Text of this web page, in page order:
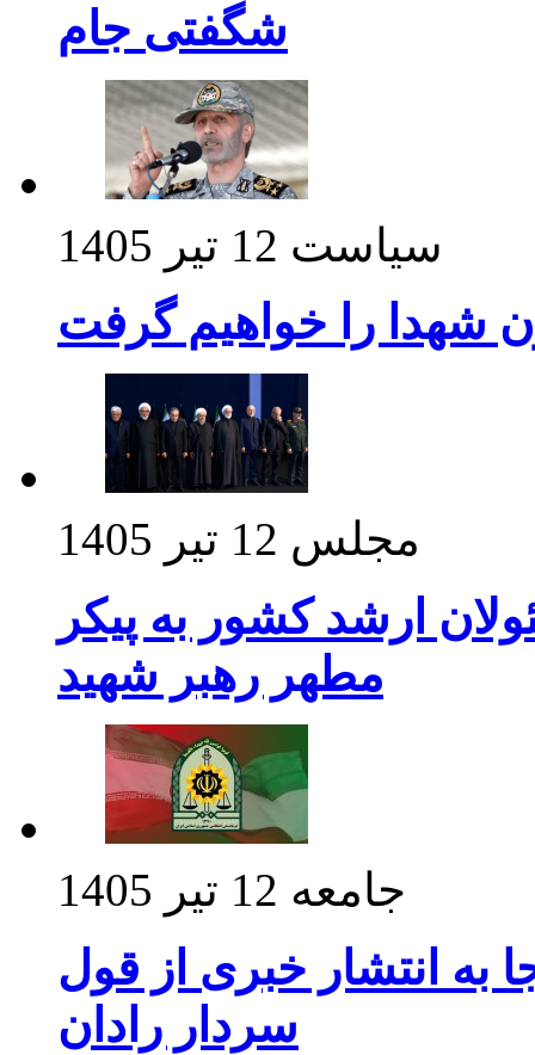
شگفتی جام
سیاست 12 تیر 1405
شهدا را خواهیم گرفت
مجلس 12 تیر 1405
ارشد کشور به پیکر
مطهر رهبر شهید
جامعه 12 تیر 1405
به انتشار خبری از قول
سردار رادان